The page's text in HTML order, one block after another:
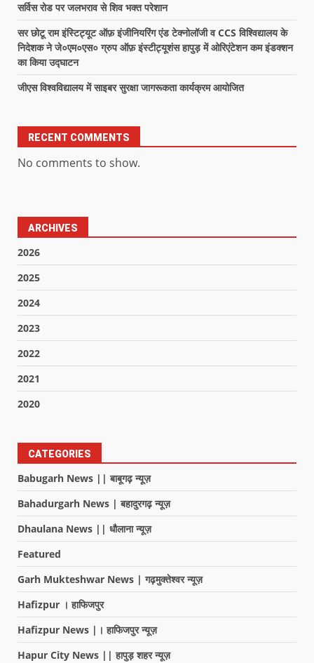
सर्विस रोड पर जलभराव से शिव भक्त परेशान
सर छोटू राम इंस्टिट्यूट ऑफ़ इंजीनियरिंग एंड टेक्नोलॉजी व CCS विश्विद्यालय के
निदेशक ने जे०एम०एस० ग्रुप ऑफ़ इंस्टीट्यूशंस हापुड़ में ओरिएंटेशन कम इंडक्शन
का किया उद्घाटन
जीएस विश्वविद्यालय में साइबर सुरक्षा जागरूकता कार्यक्रम आयोजित
RECENT COMMENTS
No comments to show.
ARCHIVES
2026
2025
2024
2023
2022
2021
2020
CATEGORIES
Babugarh News || बाबूगढ़ न्यूज़
Bahadurgarh News | बहादुरगढ़ न्यूज़
Dhaulana News || धौलाना न्यूज़
Featured
Garh Mukteshwar News | गढ़मुक्तेश्वर न्यूज़
Hafizpur । हाफिजपुर
Hafizpur News |। हाफिजपुर न्यूज़
Hapur City News || हापुड़ शहर न्यूज़